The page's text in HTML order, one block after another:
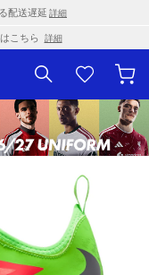
配送遅延 詳細
こちら 詳細